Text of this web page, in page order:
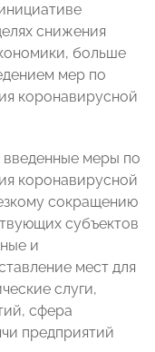
снижения
больше
мер по
коронавирусной
введенные меры по
коронавирусной
сокращению
субъектов
и
мест для
слуги,
сфера
предприятий